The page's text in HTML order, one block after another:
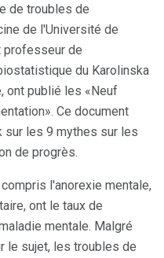
de troubles de
de l'Université de
professeur de
du Karolinska
ont publié les «Neuf
Ce document
sur les 9 mythes sur les
de progrès.
l'anorexie mentale,
ont le taux de
mentale. Malgré
le sujet, les troubles de